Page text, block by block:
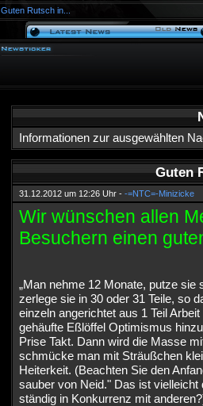
Guten Rutsch in...
Informationen zur ausgewählten
Guten
31.12.2012 um 12:26 Uhr - -=NTC=-Minizicke
Wir wünschen allen
Besuchern einen
„Man nehme 12 Monate, putze
zerlege sie in 30 oder 31 Teile, so
einzeln angerichtet aus 1 Teil
gehäufte Eßlöffel Optimismus
Prise Takt. Dann wird die Masse
schmücke man mit Sträußchen
Heiterkeit. (Beachten Sie den
sauber von Neid." Das ist
ständig in Konkurrenz mit